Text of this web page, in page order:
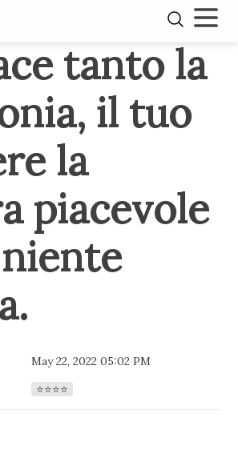
tanto la
il tuo
la
piacevole
May 22, 2022 05:02 PM
⭐⭐⭐⭐